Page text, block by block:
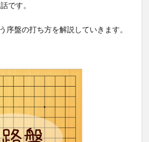
です。
序盤の打ち方を解説していきます。